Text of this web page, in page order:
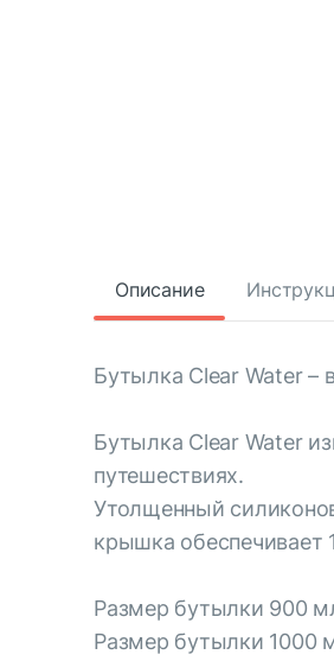
Описание
Бутылка Clear Water –
Бутылка Clear Water
путешествиях.
Утолщенный
крышка обеспечивает
Размер бутылки 900
Размер бутылки